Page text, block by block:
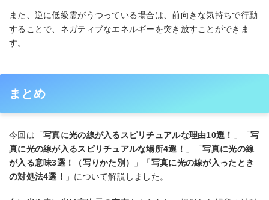
また、逆に低級霊がうつっている場合は、前向きな気持ちで行動
することで、ネガティブなエネルギーを突き放すことができま
す。
まとめ
今回は「写真に光の線が入るスピリチュアルな理由10選！ 」「写
真に光の線が入るスピリチュアルな場所4選！
」「写真に光の線
が入る意味3選！（写りかた別）
」「写真に光の線が入ったとき
の対処法4選！
」について解説しました。